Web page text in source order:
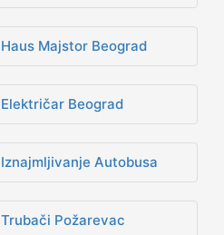
Haus Majstor Beograd
Električar Beograd
Iznajmljivanje Autobusa
Trubači Požarevac